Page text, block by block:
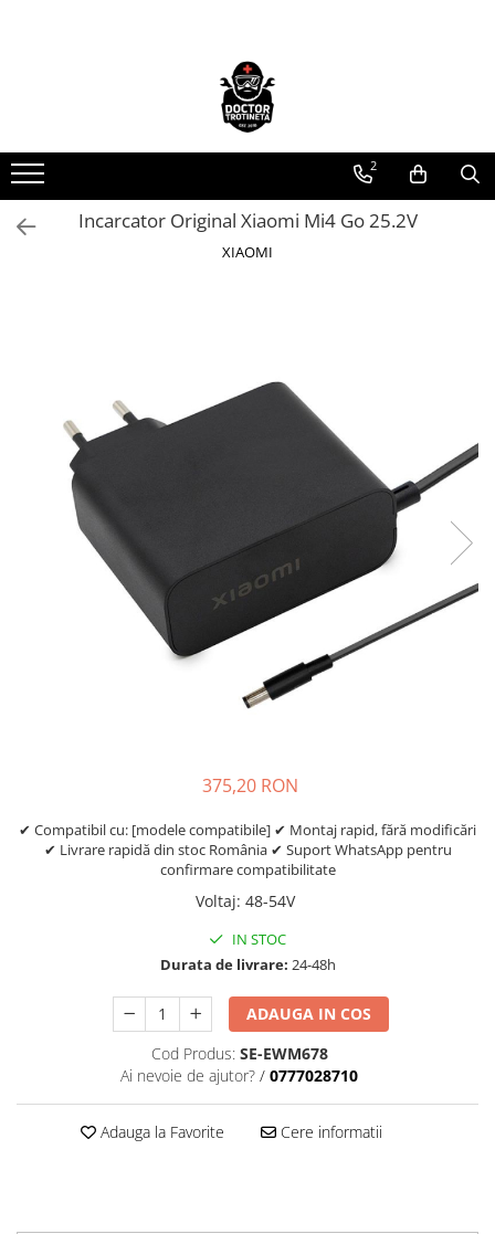
Toate produsele
Piese de schimb
https://www.doctortrotineta.ro/electrica
Acceleratie
Kit complet
Contact cu cheie
https://www.doctortrotineta.ro/frane
Discuri frana
Placute de frana
Manete de frana
https://www.doctortrotineta.ro/lumini
Suruburi
Suspensie
https://www.doctortrotineta.ro/camere-
https://www.doctortrotineta.ro/cauciucuri-
trotinete-electrice
https://www.doctortrotineta.ro/cauciucuri-
cauciucuri-bicicleta
2
Incarcator Original Xiaomi Mi4 Go 25.2V
XIAOMI
375,20 RON
✔ Compatibil cu: [modele compatibile] ✔ Montaj rapid, fără modificări
✔ Livrare rapidă din stoc România ✔ Suport WhatsApp pentru
confirmare compatibilitate
Voltaj: 48-54V
IN STOC
Durata de livrare: 24-48h
ADAUGA IN COS
Cod Produs: SE-EWM678
Ai nevoie de ajutor? / 0777028710
Adauga la Favorite Cere informatii